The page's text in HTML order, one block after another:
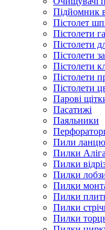
Підйомник
Пістолет
Пістолети
Пістолети
Пістолети
Пістолети
Пістолети
Пістолети
Парові
Пасатижі
Паяльники
Пили
Пилки
Пилки
Пилки
Пилки
Пилки
Пилки
Пилки